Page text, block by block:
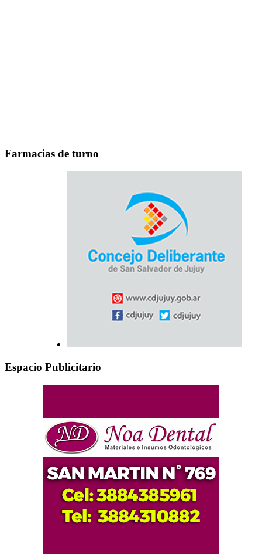
Farmacias de turno
Espacio Publicitario